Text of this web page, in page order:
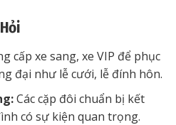
cấp xe sang, xe VIP để phục
đại như lễ cưới, lễ đính hôn.
Các cặp đôi chuẩn bị kết
có sự kiện quan trọng.